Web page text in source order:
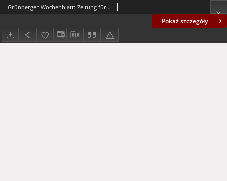
Pokaż szczegóły
Grünberger Wochenblatt: Zeitung für Stadt und Land, No. 271. (19./20. November 1935)